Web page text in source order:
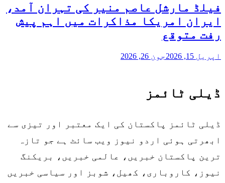
فیلڈ مارشل عاصم منیر کی تہران آمد،
ایران امریکا مذاکرات میں اہم پیش
رفت متوقع
اپریل 15, 2026 جون 26, 2026
ڈیلی ٹائمز
ڈیلی ٹائمز پاکستان کی ایک معتبر اور تیزی سے
ابھرتی ہوئی اردو نیوز ویب سائٹ ہے جو تازہ
ترین پاکستان خبریں، عالمی خبریں، بریکنگ
نیوز، کاروباری، کھیل، شوبز اور سیاسی خبریں